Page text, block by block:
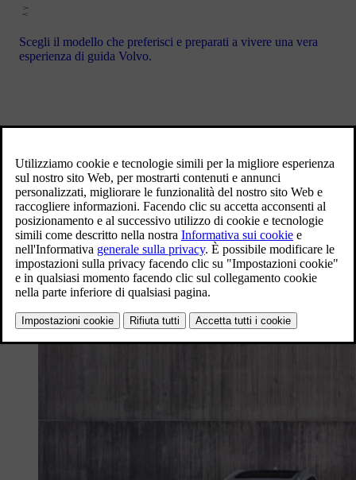
Scegli il modello che preferisci e preparati a vivere una vera
esperienza di guida Volvo.
Stazioni di ricarica Volvo Charging
Punti di ricarica ultrafast fino a 175kW presso le
concessionarie Volvo Cars in prossimità delle uscite delle
principali autostrade italiane e in altri punti strategici sul
territorio italiano.
SCOPRI